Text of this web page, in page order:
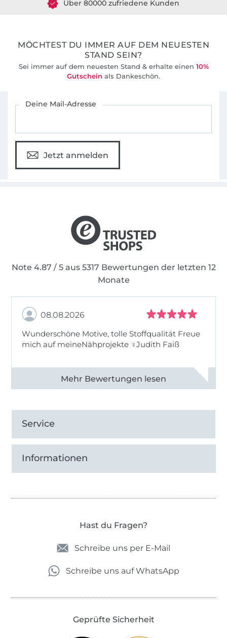
MÖCHTEST DU IMMER AUF DEM NEUESTEN
STAND SEIN?
Sei immer auf dem neuesten Stand & erhalte einen 10%
Gutschein als Dankeschön.
Deine Mail-Adresse
Jetzt anmelden
Note 4.87 / 5 aus 5317 Bewertungen der letzten 12
Monate
08.08.2026
Wunderschöne Motive, tolle Stoffqualität Freue
mich auf meineNähprojekte ♀Judith Faiß
Alle 82990 Bewertungen ansehen
Service
Informationen
Hast du Fragen?
Schreibe uns per E-Mail
Schreibe uns auf WhatsApp
Geprüfte Sicherheit